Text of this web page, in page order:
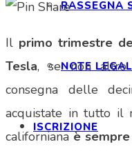
RASSEGNA
NOTE
ISCRIZIONE
Il primo trimestre
Tesla, se non altro
consegna delle
acquistate in tutto il
californianaè